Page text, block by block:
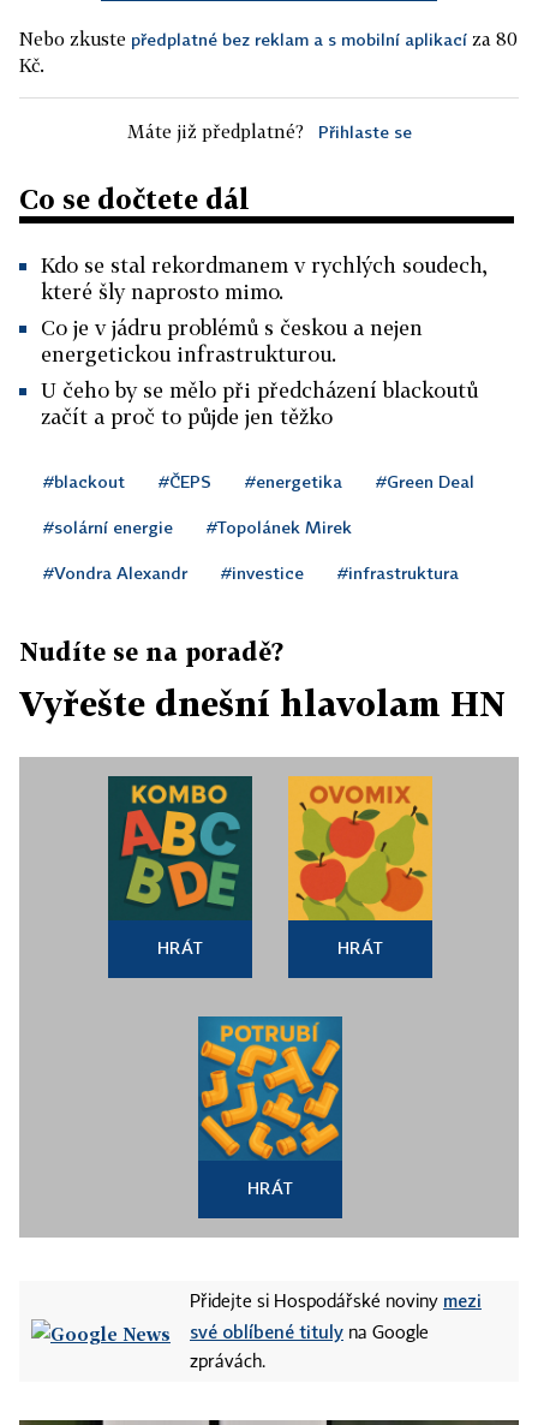
Nebo zkuste předplatné bez reklam a s mobilní aplikací za 80
Kč.
Máte již předplatné? Přihlaste se
Co se dočtete dál
Kdo se stal rekordmanem v rychlých soudech,
které šly naprosto mimo.
Co je v jádru problémů s českou a nejen
energetickou infrastrukturou.
U čeho by se mělo při předcházení blackoutů
začít a proč to půjde jen těžko
#blackout #ČEPS #energetika #Green Deal
#solární energie #Topolánek Mirek
#Vondra Alexandr #investice #infrastruktura
Nudíte se na poradě?
Vyřešte dnešní hlavolam HN
HRÁT HRÁT
HRÁT
Přidejte si Hospodářské noviny mezi
své oblíbené tituly na Google
zprávách.